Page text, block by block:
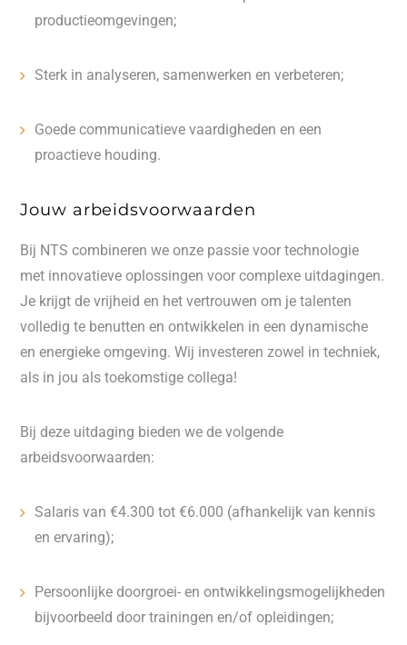
productieomgevingen;
Sterk in analyseren, samenwerken en verbeteren;
Goede communicatieve vaardigheden en een
proactieve houding.
Jouw arbeidsvoorwaarden
Bij NTS combineren we onze passie voor technologie
met innovatieve oplossingen voor complexe uitdagingen.
Je krijgt de vrijheid en het vertrouwen om je talenten
volledig te benutten en ontwikkelen in een dynamische
en energieke omgeving. Wij investeren zowel in techniek,
als in jou als toekomstige collega!
Bij deze uitdaging bieden we de volgende
arbeidsvoorwaarden:
Salaris van €4.300 tot €6.000 (afhankelijk van kennis
en ervaring);
Persoonlijke doorgroei- en ontwikkelingsmogelijkheden
bijvoorbeeld door trainingen en/of opleidingen;